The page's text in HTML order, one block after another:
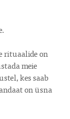
rituaalide on
meie
kes saab
on üsna